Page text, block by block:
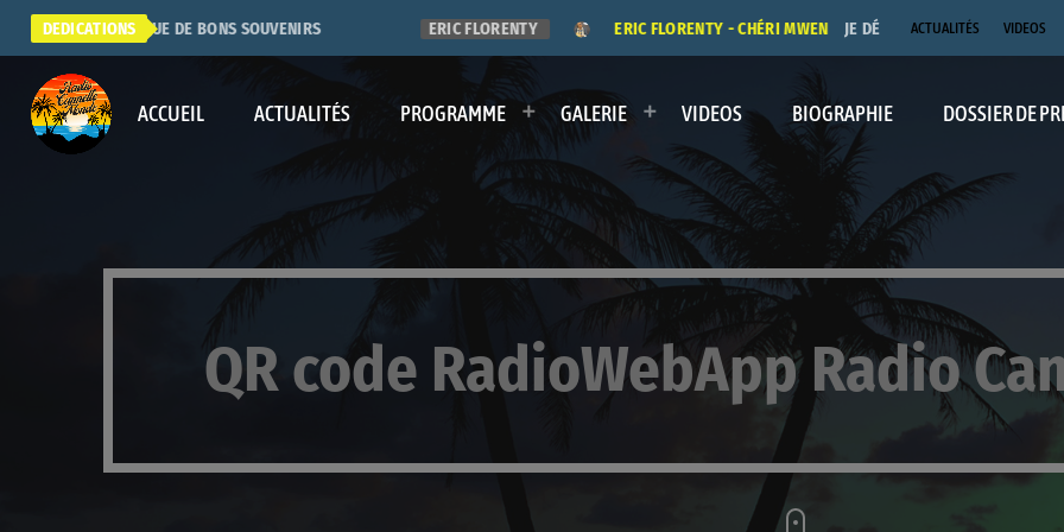
DEDICATIONS
SUPER RADIO. QUE DE BONS SOUVENIRS ERIC FLORENTY ERIC FLORENTY - CHÉRI MWEN JE DÉDICACE LE TITRE "CHÉRI
ACTUALITÉS VIDEOS
ACCUEIL ACTUALITÉS PROGRAMME GALERIE VIDEOS BIOGRAPHIE DOSSIER DE
QR code RadioWebApp Radio